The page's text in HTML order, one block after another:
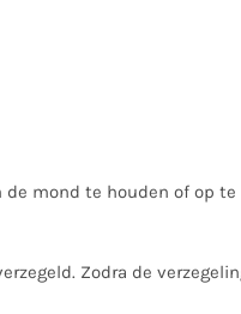
de mond te houden of op
Zodra de